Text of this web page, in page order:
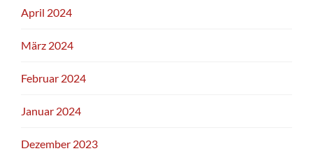
April 2024
März 2024
Februar 2024
Januar 2024
Dezember 2023